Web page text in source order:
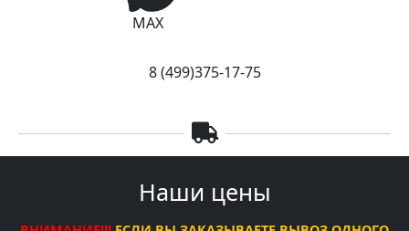
MAX
8 (499)375-17-75
Наши цены